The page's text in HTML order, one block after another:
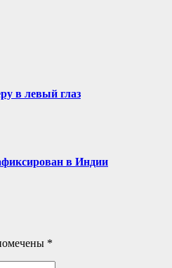
в левый глаз
в Индии
*